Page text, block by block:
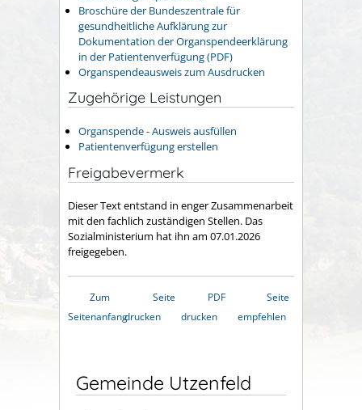
Broschüre der Bundeszentrale für
gesundheitliche Aufklärung zur
Dokumentation der Organspendeerklärung
in der Patientenverfügung (PDF)
Organspendeausweis zum Ausdrucken
Zugehörige Leistungen
Organspende - Ausweis ausfüllen
Patientenverfügung erstellen
Freigabevermerk
Dieser Text entstand in enger Zusammenarbeit
mit den fachlich zuständigen Stellen. Das
Sozialministerium hat ihn am 07.01.2026
freigegeben.
Zum
Seitenanfang
Seite
drucken
PDF
drucken
Seite
empfehlen
Gemeinde Utzenfeld